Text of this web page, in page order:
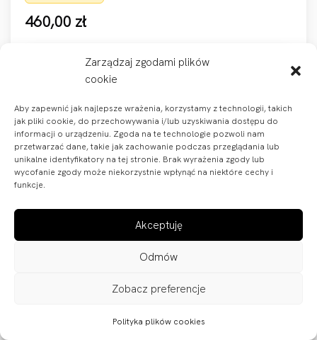
Zarządzaj zgodami plików
cookie
Aby zapewnić jak najlepsze wrażenia, korzystamy z technologii, takich
jak pliki cookie, do przechowywania i/lub uzyskiwania dostępu do
informacji o urządzeniu. Zgoda na te technologie pozwoli nam
przetwarzać dane, takie jak zachowanie podczas przeglądania lub
unikalne identyfikatory na tej stronie. Brak wyrażenia zgody lub
wycofanie zgody może niekorzystnie wpłynąć na niektóre cechy i
funkcje.
Akceptuję
Odmów
Zobacz preferencje
Polityka plików cookies
460,00 zł
Zobacz produkt
SZYBA OWIEWKA PUIG DO HONDA CB650F
14-20 LEKKO PRZYCIEMNIONA